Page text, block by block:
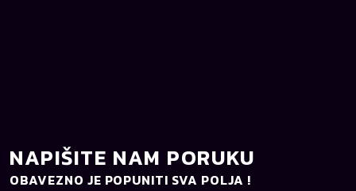
NAPIŠITE NAM PORUKU
OBAVEZNO JE POPUNITI SVA POLJA !